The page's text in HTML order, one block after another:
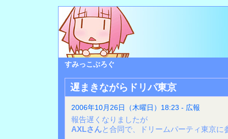
すみっこぶろぐ
遅まきながらドリパ東京
2006年10月26日（木曜日）18:23 - 広報
報告遅くなりましたが
AXLさんと合同で、ドリームパーティ東京に